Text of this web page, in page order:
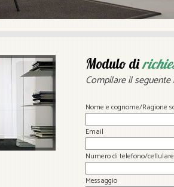
Modulo di
Compilare il
Nome e cognome/Ragione
Email
Numero di telefono/cellulare
Messaggio